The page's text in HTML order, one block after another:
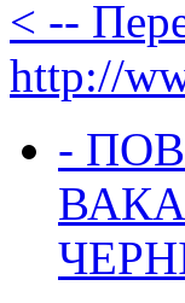
< --
http://
-